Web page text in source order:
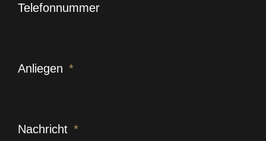
Telefonnummer
Anliegen
Nachricht